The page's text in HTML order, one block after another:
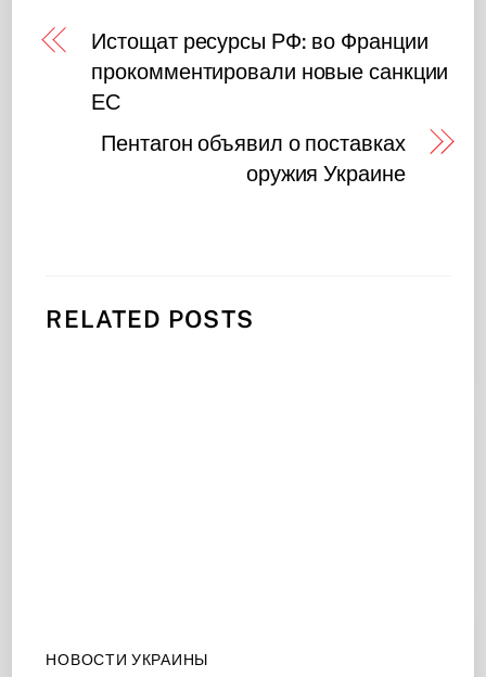
Истощат ресурсы РФ: во Франции
прокомментировали новые санкции
ЕС
Пентагон объявил о поставках
оружия Украине
RELATED POSTS
НОВОСТИ УКРАИНЫ